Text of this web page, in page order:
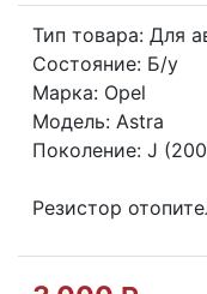
Тип товара: Для
Состояние: Б/у
Марка: Opel
Модель: Astra
Поколение: J
Резистор